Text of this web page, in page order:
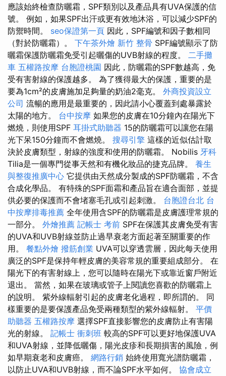
應該始終檢查防曬霜，SPF類別以及產品具有UVA保護的信
號。 例如，如果SPF出汗或更有效地沐浴，可以減少SPF的
防禦時間。 seo保證第一頁 因此，SPF編號和因子數相同
（對於防曬霜）。 下午茶外燴 新竹 整骨 SPF編號顯示了防
曬霜保護防曬霜免受引起曬傷的UVB射線的程度。 二手攤
車 五權路按摩 台胞證桃園 因此，防曬霜的SPF數越高，免
受有害射線的保護越多。 為了獲得最大的保護，重要的是
要為1cm²的皮膚施加足夠量的奶油2毫克。 外商投資設立
公司 流暢的應用是最重要的，因此請小心覆蓋到處暴露於
太陽的地方。 台中按摩 如果您的皮膚在10分鐘內在陽光下
燃燒，則使用SPF 耳掛式助聽器 15的防曬霜可以讓您在陽
光下呆150分鐘而不會燃燒。 搜尋引擎 這樣的近似估計取
決於皮膚類型，射線的強度和使用的防曬霜。 Nobilis 牙科
Tilia是一個專門從事天然和有機化妝品的捷克品牌。 養生
與整復推廣中心 它提供由天然成分製成的SPF防曬霜，不含
合成化學品。 有特殊的SPF面霜和產品旨在適合面部，並提
供必要的保護而不會堵塞毛孔或引起刺激。 台胞證台北 台
中按摩排毒推薦 全年使用含SPF的防曬霜是皮膚護理常規的
一部分。 外燴推薦 記帳士 考前 SPF在保護其皮膚免受有害
的UVA和UVB射線並防止過早衰老方面起著至關重要的作
用。 餐點外燴 撥筋創業 UVA可以穿透雲層，因此每天使用
廣泛的SPF是保持年輕皮膚的美容常規的重要組成部分。 在
陽光下的有害射線上，您可以隨時在陽光下或靠近窗戶附近
退出。 當然，如果在玻璃或管子上閱讀您喜歡的防曬霜上
的說明。 紫外線輻射引起的皮膚老化過程，即所謂的。 同
樣重要的是要保護產品免受兩種類型的紫外線輻射。 平價
助聽器 五權路按摩 選擇SPF直接影響您的皮膚防止有害陽
光的射線。 記帳士 衝刺班 較高的SPF可以更好地保護UVA
和UVA射線，並降低曬傷，陽光皮疹和長期損害的風險，例
如早期衰老和皮膚癌。 網路行銷 始終使用寬光譜防曬霜，
以防止UVA和UVB射線，而不論SPF水平如何。 協會成立